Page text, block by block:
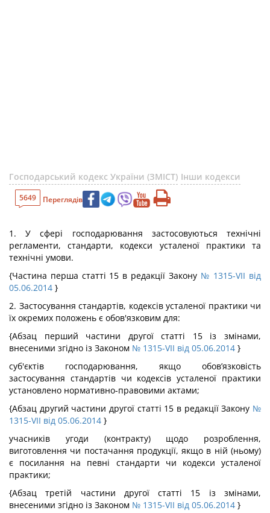
Господарський кодекс України (ЗМІСТ) Інши кодекси
5649 Переглядів
1. У сфері господарювання застосовуються технічні
регламенти, стандарти, кодекси усталеної практики та
технічні умови.
{Частина перша статті 15 в редакції Закону № 1315-VII від
05.06.2014 }
2. Застосування стандартів, кодексів усталеної практики чи
їх окремих положень є обов'язковим для:
{Абзац перший частини другої статті 15 із змінами,
внесеними згідно із Законом № 1315-VII від 05.06.2014 }
суб'єктів господарювання, якщо обов’язковість
застосування стандартів чи кодексів усталеної практики
установлено нормативно-правовими актами;
{Абзац другий частини другої статті 15 в редакції Закону №
1315-VII від 05.06.2014 }
учасників угоди (контракту) щодо розроблення,
виготовлення чи постачання продукції, якщо в ній (ньому)
є посилання на певні стандарти чи кодекси усталеної
практики;
{Абзац третій частини другої статті 15 із змінами,
внесеними згідно із Законом № 1315-VII від 05.06.2014 }